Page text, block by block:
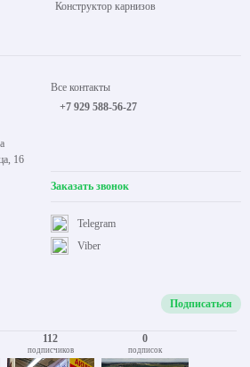
Конструктор карнизов
16
Все контакты
+7 929 588-56-27
Заказать звонок
Viber
Telegram
Подписаться
112
подписчиков
0
подписок